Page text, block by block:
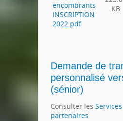
encombrants
INSCRIPTION
2022.pdf
KB
Demande de
personnalisé
(sénior)
Consulter les
partenaires